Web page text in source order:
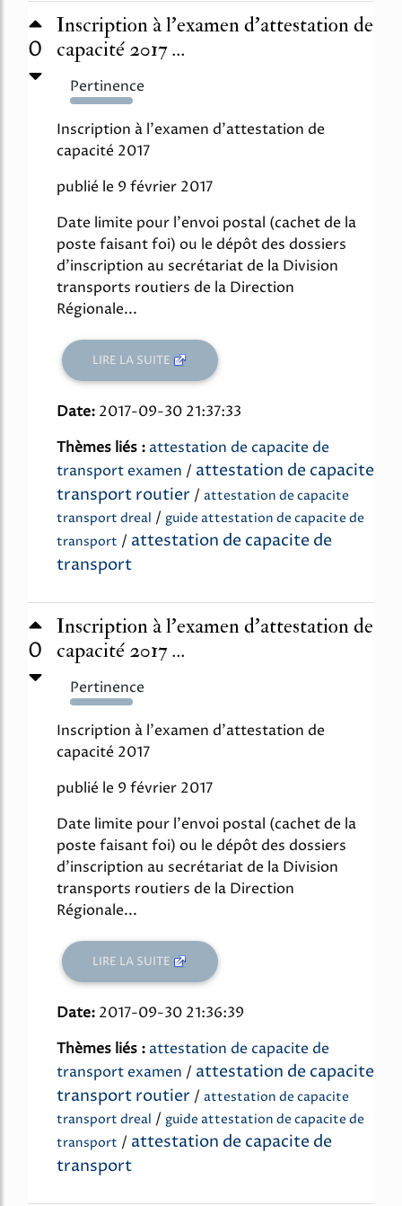
0
Inscription à l'examen d'attestation de
capacité 2017 ...
Pertinence
191%
Inscription à l'examen d'attestation de
capacité 2017
publié le 9 février 2017
Date limite pour l'envoi postal (cachet de la
poste faisant foi) ou le dépôt des dossiers
d'inscription au secrétariat de la Division
transports routiers de la Direction
Régionale...
LIRE LA SUITE
Date: 2017-09-30 21:37:33
Thèmes liés : attestation de capacite de
transport examen / attestation de capacite
transport routier / attestation de capacite
transport dreal / guide attestation de capacite de
transport / attestation de capacite de
transport
0
Inscription à l'examen d'attestation de
capacité 2017 ...
Pertinence
191%
Inscription à l'examen d'attestation de
capacité 2017
publié le 9 février 2017
Date limite pour l'envoi postal (cachet de la
poste faisant foi) ou le dépôt des dossiers
d'inscription au secrétariat de la Division
transports routiers de la Direction
Régionale...
LIRE LA SUITE
Date: 2017-09-30 21:36:39
Thèmes liés : attestation de capacite de
transport examen / attestation de capacite
transport routier / attestation de capacite
transport dreal / guide attestation de capacite de
transport / attestation de capacite de
transport